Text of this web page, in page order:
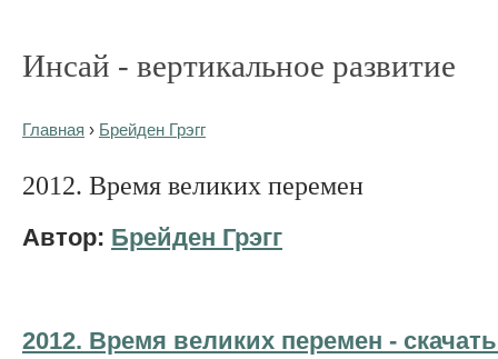
Инсай - вертикальное развитие
Главная › Брейден Грэгг
2012. Время великих перемен
Автор: Брейден Грэгг
2012. Время великих перемен -